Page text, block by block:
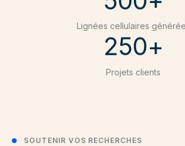
Lignées cellulaires
9
2
9
5
9
0+
Projets clients
SOUTENIR VOS RECHERCHES